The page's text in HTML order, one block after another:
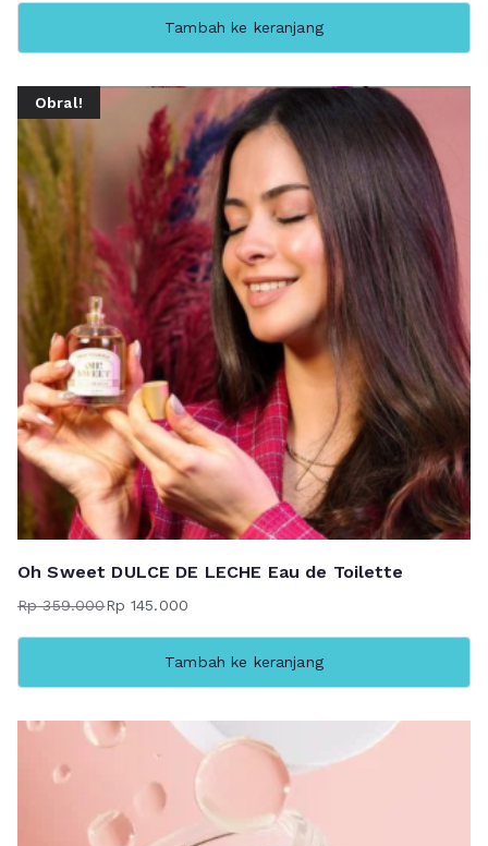
Tambah ke keranjang
Obral!
Oh Sweet DULCE DE LECHE Eau de Toilette
Rp359.000
Harga
aslinya
Rp 145.000
Harga
saat
Rp 145.000.
Tambah ke keranjang